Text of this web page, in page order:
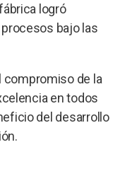
logró
bajo las
de la
en todos
del desarrollo